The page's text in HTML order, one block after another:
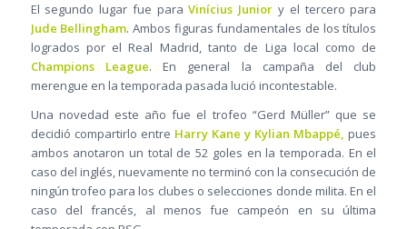
El segundo lugar fue para Vinícius Junior y el tercero para
Jude Bellingham. Ambos figuras fundamentales de los títulos
logrados por el Real Madrid, tanto de Liga local como de
Champions League. En general la campaña del club
merengue en la temporada pasada lució incontestable.
Una novedad este año fue el trofeo “Gerd Müller” que se
decidió compartirlo entre Harry Kane y Kylian Mbappé, pues
ambos anotaron un total de 52 goles en la temporada. En el
caso del inglés, nuevamente no terminó con la consecución de
ningún trofeo para los clubes o selecciones donde milita. En el
caso del francés, al menos fue campeón en su última